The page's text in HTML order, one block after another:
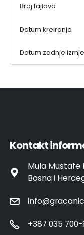
Broj fajlova
Datum kreiranja
Datum zadnje
Kontakt
Mula Mustafe
Bosna i
+387 035